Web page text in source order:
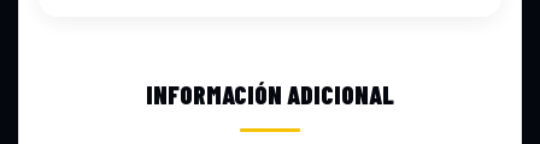
INFORMACIÓN ADICIONAL